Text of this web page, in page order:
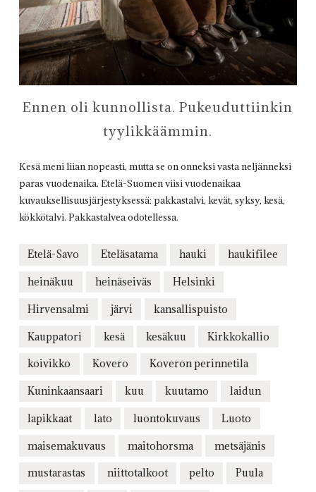
Ennen oli kunnollista. Pukeuduttiinkin
tyylikkäämmin.
Kesä meni liian nopeasti, mutta se on onneksi vasta neljänneksi
paras vuodenaika. Etelä-Suomen viisi vuodenaikaa
kuvauksellisuusjärjestyksessä: pakkastalvi, kevät, syksy, kesä,
kökkötalvi. Pakkastalvea odotellessa.
Etelä-Savo Eteläsatama hauki haukifilee
heinäkuu heinäseiväs Helsinki
Hirvensalmi järvi kansallispuisto
Kauppatori kesä kesäkuu Kirkkokallio
koivikko Kovero Koveron perinnetila
Kuninkaansaari kuu kuutamo laidun
lapikkaat lato luontokuvaus Luoto
maisemakuvaus maitohorsma metsäjänis
mustarastas niittotalkoot pelto Puula